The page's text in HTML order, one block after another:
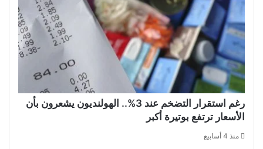
رغم استقرار التضخم عند 3%.. الهولنديون يشعرون بأن
الأسعار ترتفع بوتيرة أكبر
منذ 4 أسابيع